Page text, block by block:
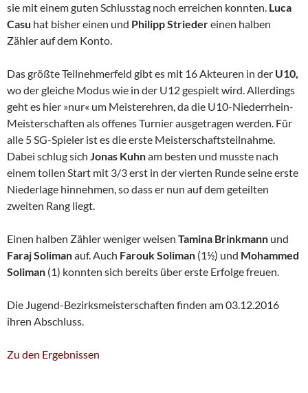
sie mit einem guten Schlusstag noch erreichen konnten. Luca
Casu hat bisher einen und Philipp Striedereinen halben
Zähler auf dem Konto.
Das größte Teilnehmerfeld gibt es mit 16 Akteuren in der U10,
wo der gleiche Modus wie in der U12 gespielt wird. Allerdings
geht es hier »nur« um Meisterehren, da die U10-Niederrhein-
Meisterschaften als offenes Turnier ausgetragen werden. Für
alle 5 SG-Spieler ist es die erste Meisterschaftsteilnahme.
Dabei schlug sich Jonas Kuhnam besten und musste nach
einem tollen Start mit 3/3 erst in der vierten Runde seine erste
Niederlage hinnehmen, so dass er nun auf dem geteilten
zweiten Rang liegt.
Einen halben Zähler weniger weisen Tamina Brinkmann und
Faraj Solimanauf. Auch Farouk Soliman (1½) und Mohammed
Soliman (1) konnten sich bereits über erste Erfolge freuen.
Die Jugend-Bezirksmeisterschaften finden am 03.12.2016
ihren Abschluss.
Zu den Ergebnissen